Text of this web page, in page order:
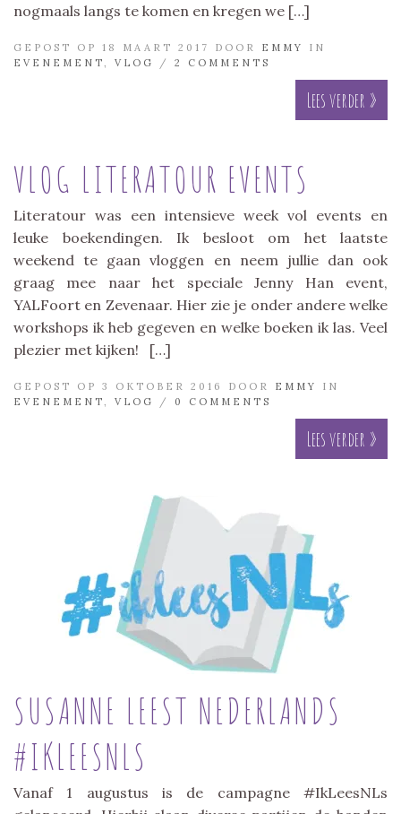
nogmaals langs te komen en kregen we […]
GEPOST OP 18 MAART 2017 DOOR EMMY
IN
EVENEMENT
VLOG / 2 COMMENTS
Lees verder »
VLOG LITERATOUR EVENTS
Literatour was een intensieve week vol events en
leuke boekendingen. Ik besloot om het laatste
weekend te gaan vloggen en neem jullie dan ook
graag mee naar het speciale Jenny Han event,
YALFoort en Zevenaar. Hier zie je onder andere welke
workshops ik heb gegeven en welke boeken ik las. Veel
plezier met kijken! […]
GEPOST OP 3 OKTOBER 2016 DOOR EMMY
IN
EVENEMENT
VLOG / 0 COMMENTS
Lees verder »
SUSANNE LEEST NEDERLANDS
#IKLEESNLS
Vanaf 1 augustus is de campagne #IkLeesNLs